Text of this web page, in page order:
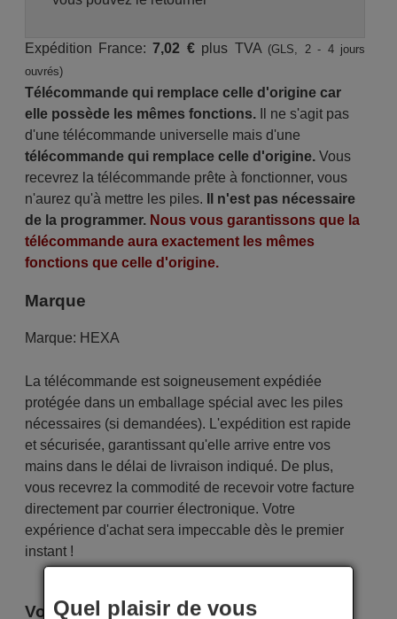
Expédition France:7,02 €plus TVA (GLS, 2 - 4 jours
ouvrés)
Télécommande qui remplace celle d'origine car
elle possède les mêmes fonctions.Il ne s'agit pas
d'une télécommande universelle mais d'une
télécommande qui remplace celle d'origine.Vous
recevrez la télécommande prête à fonctionner, vous
n'aurez qu'à mettre les piles.
Il n'est pas nécessaire
de la programmer. Nous vous garantissons que la
télécommande aura exactement les mêmes
fonctions que celle d'origine.
Marque
Marque: HEXA
La télécommande est soigneusement expédiée
protégée dans un emballage spécial avec les piles
nécessaires (si demandées). L'expédition est rapide
et sécurisée, garantissant qu'elle arrive entre vos
mains dans le délai de livraison indiqué. De plus,
vous recevrez la commodité de recevoir votre facture
directement par courrier électronique. Votre
expérience d'achat sera impeccable dès le premier
instant !
Voici certains modèles qui utilisent cette
Quel plaisir de vous